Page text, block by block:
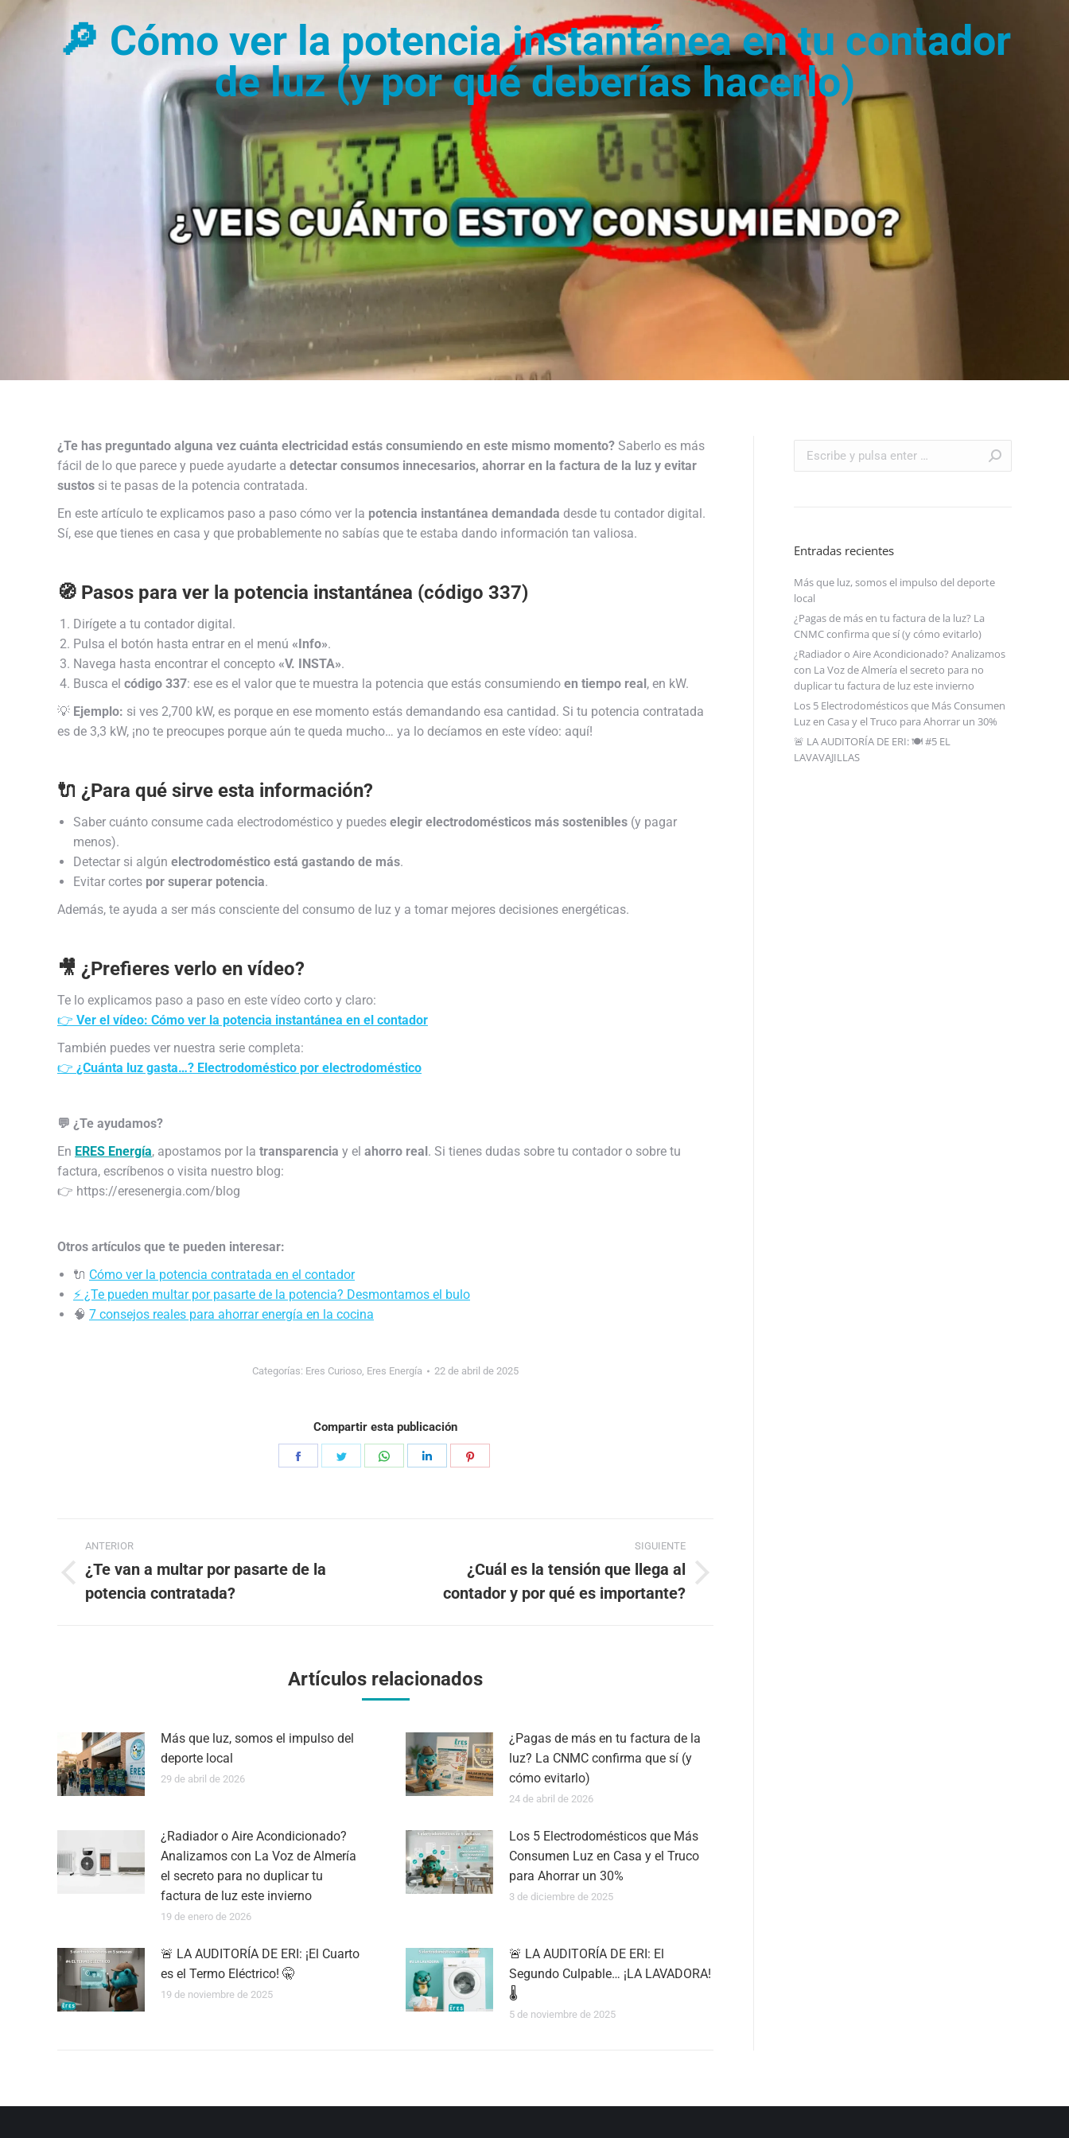
🔎 Cómo ver la potencia instantánea en tu contador
de luz (y por qué deberías hacerlo)
¿Te has preguntado alguna vez cuánta electricidad estás consumiendo en este mismo momento? Saberlo es más
fácil de lo que parece y puede ayudarte a detectar consumos innecesarios, ahorrar en la factura de la luz y evitar
sustos si te pasas de la potencia contratada.
En este artículo te explicamos paso a paso cómo ver la potencia instantánea demandada desde tu contador digital.
Sí, ese que tienes en casa y que probablemente no sabías que te estaba dando información tan valiosa.
🧭 Pasos para ver la potencia instantánea (código 337)
Dirígete a tu contador digital.
Pulsa el botón hasta entrar en el menú «Info».
Navega hasta encontrar el concepto «V. INSTA».
Busca el código 337: ese es el valor que te muestra la potencia que estás consumiendo en tiempo real, en kW.
💡 Ejemplo: si ves 2,700 kW, es porque en ese momento estás demandando esa cantidad. Si tu potencia contratada
es de 3,3 kW, ¡no te preocupes porque aún te queda mucho… ya lo decíamos en este vídeo: aquí!
🔌 ¿Para qué sirve esta información?
Saber cuánto consume cada electrodoméstico y puedes elegir electrodomésticos más sostenibles (y pagar
menos).
Detectar si algún electrodoméstico está gastando de más.
Evitar cortes por superar potencia.
Además, te ayuda a ser más consciente del consumo de luz y a tomar mejores decisiones energéticas.
🎥 ¿Prefieres verlo en vídeo?
Te lo explicamos paso a paso en este vídeo corto y claro:
👉 Ver el vídeo: Cómo ver la potencia instantánea en el contador
También puedes ver nuestra serie completa:
👉 ¿Cuánta luz gasta…? Electrodoméstico por electrodoméstico
💬 ¿Te ayudamos?
En ERES Energía, apostamos por la transparencia y el ahorro real. Si tienes dudas sobre tu contador o sobre tu
factura, escríbenos o visita nuestro blog:
👉 https://eresenergia.com/blog
Otros artículos que te pueden interesar:
🔌 Cómo ver la potencia contratada en el contador
⚡ ¿Te pueden multar por pasarte de la potencia? Desmontamos el bulo
🧠 7 consejos reales para ahorrar energía en la cocina
Categorías: Eres Curioso, Eres Energía 22 de abril de 2025
Compartir esta publicación
Share
Share
Navegación
entre
publicaciones
ANTERIOR
Publicación
anterior:
¿Te van a multar por pasarte de la
potencia contratada?
SIGUIENTE
Publicación
siguiente:
¿Cuál es la tensión que llega al
contador y por qué es importante?
Artículos relacionados
Más que luz, somos el impulso del
deporte local
29 de abril de 2026
¿Pagas de más en tu factura de la
luz? La CNMC confirma que sí (y
cómo evitarlo)
24 de abril de 2026
¿Radiador o Aire Acondicionado?
Analizamos con La Voz de Almería
el secreto para no duplicar tu
factura de luz este invierno
19 de enero de 2026
Los 5 Electrodomésticos que Más
Consumen Luz en Casa y el Truco
para Ahorrar un 30%
3 de diciembre de 2025
🚨 LA AUDITORÍA DE ERI: ¡El Cuarto
es el Termo Eléctrico! 🤫
19 de noviembre de 2025
🚨 LA AUDITORÍA DE ERI: El
Segundo Culpable… ¡LA LAVADORA!
🌡️
5 de noviembre de 2025
Entradas recientes
Más que luz, somos el impulso del deporte
local
¿Pagas de más en tu factura de la luz? La
CNMC confirma que sí (y cómo evitarlo)
¿Radiador o Aire Acondicionado? Analizamos
con La Voz de Almería el secreto para no
duplicar tu factura de luz este invierno
Los 5 Electrodomésticos que Más Consumen
Luz en Casa y el Truco para Ahorrar un 30%
🚨 LA AUDITORÍA DE ERI: 🍽️ #5 EL
LAVAVAJILLAS